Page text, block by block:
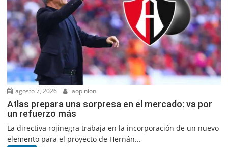
agosto 7, 2026 laopinion
Atlas prepara una sorpresa en el mercado: va por
un refuerzo más
La directiva rojinegra trabaja en la incorporación de un nuevo
elemento para el proyecto de Hernán...